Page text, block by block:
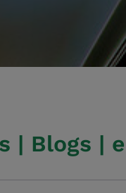
| Blogs |